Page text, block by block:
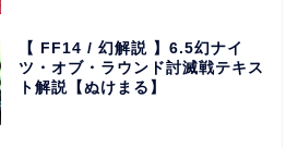
【 FF14 / 幻解説 】6.5幻ナイ
ツ・オブ・ラウンド討滅戦テキス
ト解説【ぬけまる】